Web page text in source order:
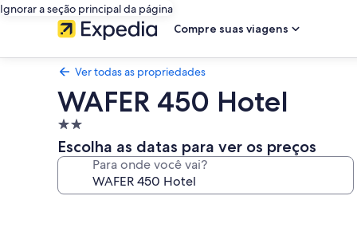
Ignorar a seção principal da página
Compre suas viagens
Ver todas as propriedades
WAFER 450 Hotel
Propriedade
2.0
estrelas
Escolha as datas para ver os preços
Para onde você vai?